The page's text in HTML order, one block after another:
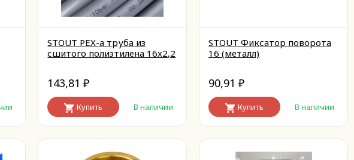
STOUT PEX-a труба из
сшитого полиэтилена 16х2,2
143,81₽
Купить В наличии
STOUT Фиксатор поворота
16 (металл)
90,91₽
Купить В наличии